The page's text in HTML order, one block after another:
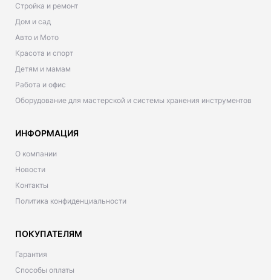
Стройка и ремонт
Дом и сад
Авто и Мото
Красота и спорт
Детям и мамам
Работа и офис
Оборудование для мастерской и системы хранения инструментов
ИНФОРМАЦИЯ
О компании
Новости
Контакты
Политика конфиденциальности
ПОКУПАТЕЛЯМ
Гарантия
Способы оплаты